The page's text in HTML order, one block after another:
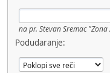
na pr. Stevan Sremac
Podudaranje: